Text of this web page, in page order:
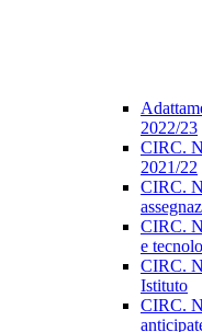
2022/23
CIRC.
2021/22
CIRC.
CIRC.
e
CIRC.
Istituto
CIRC.